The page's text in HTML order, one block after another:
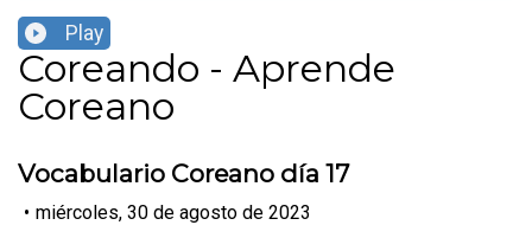
Play
Coreando - Aprende
Coreano
Vocabulario Coreano día 17
• miércoles, 30 de agosto de 2023